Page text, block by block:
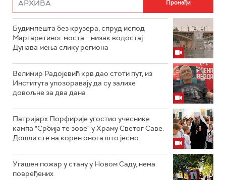
Будимпешта без крузера, спруд испод
Маргаретиног моста – низак водостај
Дунава мења слику региона
Велимир Радојевић крв дао стоти пут, из
Института упозоравају да су залихе
довољне за два дана
Патријарх Порфирије угостио учеснике
кампа "Србија те зове" у Храму Светог Саве:
Дошли сте на корен онога што јесмо
Угашен пожар у стану у Новом Саду, нема
повређених